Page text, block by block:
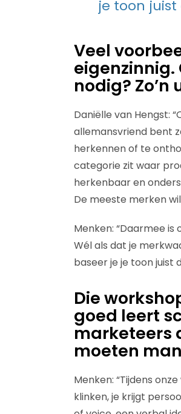
je toon juist
Veel
eigenzinnig.
nodig?
Daniëlle van Hengst:
allemansvriend bent
herkennen of te
categorie zit waar
herkenbaar en
De meeste merken
Menken: “Daarmee
Wél als dat je
baseer je je toon juist
Die
goed leert
marketeers
moeten
Menken: “Tijdens
klinken, je krijgt